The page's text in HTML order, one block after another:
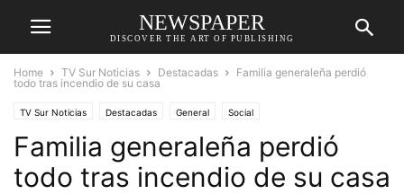
NEWSPAPER
DISCOVER THE ART OF PUBLISHING
Home TV Sur Noticias Destacadas
Familia generaleña perdió
todo tras incendio de su casa
TV Sur Noticias Destacadas General Social
Familia generaleña perdió
todo tras incendio de su casa